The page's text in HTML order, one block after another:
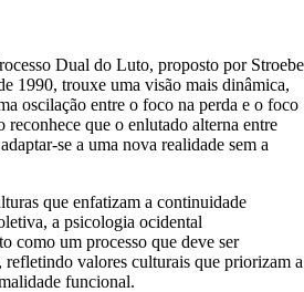
Dual do Luto, proposto por Stroebe
1990, trouxe uma visão mais dinâmica,
oscilação entre o foco na perda e o foco
reconhece que o enlutado alterna entre
se a uma nova realidade sem a
que enfatizam a continuidade
a psicologia ocidental
como um processo que deve ser
refletindo valores culturais que priorizam a
funcional.